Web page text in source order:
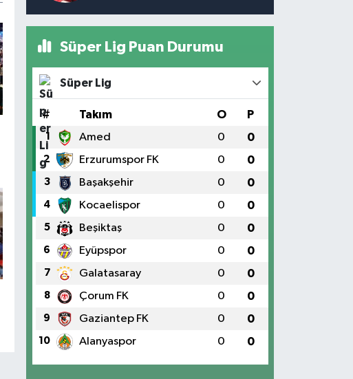
Süper Lig Puan Durumu
Süper Lig
# Takım O P
1 Amed 0 0
2 Erzurumspor FK 0 0
3 Başakşehir 0 0
4 Kocaelispor 0 0
5 Beşiktaş 0 0
6 Eyüpspor 0 0
7 Galatasaray 0 0
8 Çorum FK 0 0
9 Gaziantep FK 0 0
10 Alanyaspor 0 0